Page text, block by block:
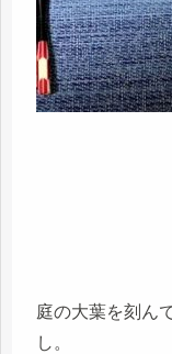
庭の大葉を刻ん
し。